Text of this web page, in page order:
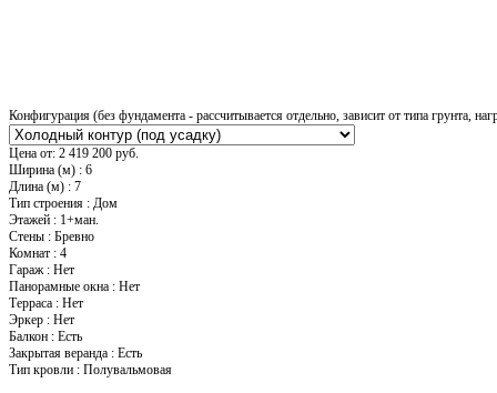
Конфигурация (без фундамента - рассчитывается отдельно, зависит от типа грунта,
Цена от: 2 419 200 руб.
Ширина (м) : 6
Длина (м) : 7
Тип строения : Дом
Этажей : 1+ман.
Стены : Бревно
Комнат : 4
Гараж: Нет
Панорамные окна : Нет
Терраса : Нет
Эркер : Нет
Балкон : Есть
Закрытая веранда : Есть
Тип кровли : Полувальмовая